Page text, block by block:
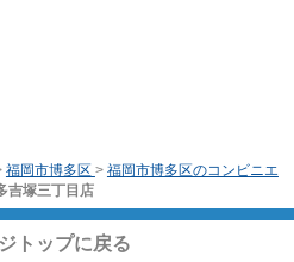
福岡市博多区 > 福岡市博多区のコンビニエ
吉塚三丁目店
トップに戻る